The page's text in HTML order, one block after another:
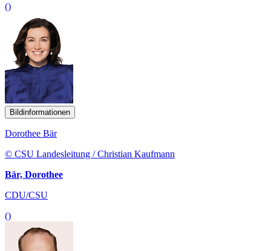
()
Bildinformationen
Dorothee Bär
© CSU Landesleitung / Christian Kaufmann
Bär, Dorothee
CDU/CSU
()